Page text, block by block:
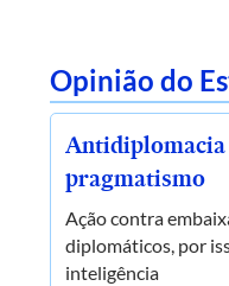
Opinião do
pragmatismo
Ação contra
diplomáticos, por
inteligência